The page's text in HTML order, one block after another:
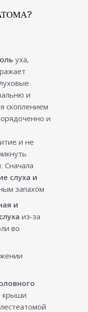
уха,
и
скоплением
и
и не
Сначала
слуха и
запахом
и
из-за
во
крыши